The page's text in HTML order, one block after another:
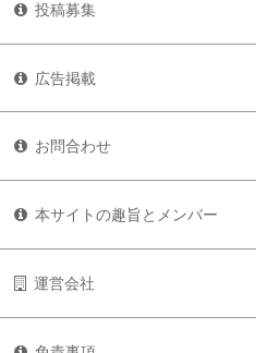
投稿募集
広告掲載
お問合わせ
本サイトの趣旨とメンバー
運営会社